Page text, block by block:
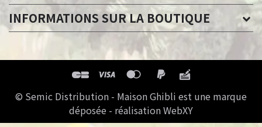
INFORMATIONS SUR LA BOUTIQUE
© Semic Distribution - Maison Ghibli est une marque
déposée - réalisation WebXY